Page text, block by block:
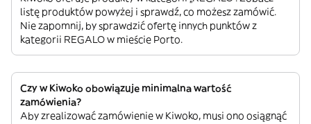
listę produktów powyżej i sprawdź, co możesz zamówić.
Nie zapomnij, by sprawdzić ofertę innych punktów z
kategorii REGALO w mieście Porto.
Czy w Kiwoko obowiązuje minimalna wartość
zamówienia?
Aby zrealizować zamówienie w Kiwoko, musi ono osiągnąć